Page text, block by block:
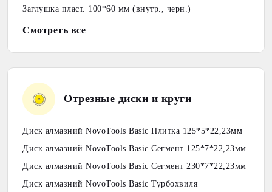
Заглушка пласт. 100*60 мм (внутр., черн.)
Смотреть все
Отрезные диски и круги
Диск алмазний NovoTools Basic Плитка 125*5*22,23мм
Диск алмазний NovoTools Basic Сегмент 125*7*22,23мм
Диск алмазний NovoTools Basic Сегмент 230*7*22,23мм
Диск алмазний NovoTools Basic Турбохвиля